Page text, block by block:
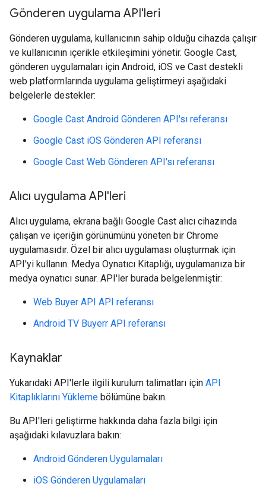
Gönderen uygulama API'leri
Gönderen uygulama, kullanıcının sahip olduğu cihazda çalışır
ve kullanıcının içerikle etkileşimini yönetir. Google Cast,
gönderen uygulamaları için Android, iOS ve Cast destekli
web platformlarında uygulama geliştirmeyi aşağıdaki
belgelerle destekler:
Google Cast Android Gönderen API'sı referansı
Google Cast iOS Gönderen API referansı
Google Cast Web Gönderen API'sı referansı
Alıcı uygulama API'leri
Alıcı uygulama, ekrana bağlı Google Cast alıcı cihazında
çalışan ve içeriğin görünümünü yöneten bir Chrome
uygulamasıdır. Özel bir alıcı uygulaması oluşturmak için
API'yi kullanın. Medya Oynatıcı Kitaplığı, uygulamanıza bir
medya oynatıcı sunar. API'ler burada belgelenmiştir:
Web Buyer API API referansı
Android TV Buyerr API referansı
Kaynaklar
Yukarıdaki API'lerle ilgili kurulum talimatları için API
Kitaplıklarını Yükleme bölümüne bakın.
Bu API'leri geliştirme hakkında daha fazla bilgi için
aşağıdaki kılavuzlara bakın:
Android Gönderen Uygulamaları
iOS Gönderen Uygulamaları